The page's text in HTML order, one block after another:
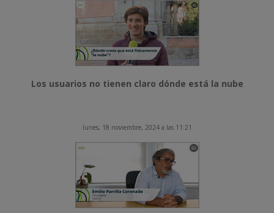
Los usuarios no tienen claro dónde está la nube
lunes, 18 noviembre, 2024 a las 11:21